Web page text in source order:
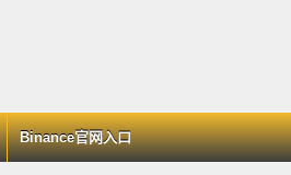
Binance官网入口